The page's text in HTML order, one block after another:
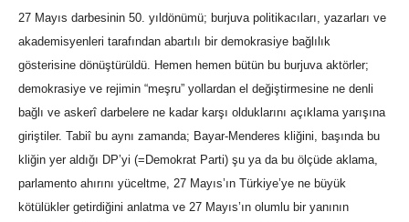
27 Mayıs darbesinin 50. yıldönümü; burjuva politikacıları, yazarları ve
akademisyenleri tarafından abartılı bir demokrasiye bağlılık
gösterisine dönüştürüldü. Hemen hemen bütün bu burjuva aktörler;
demokrasiye ve rejimin “meşru” yollardan el değiştirmesine ne denli
bağlı ve askerî darbelere ne kadar karşı olduklarını açıklama yarışına
giriştiler. Tabiî bu aynı zamanda; Bayar-Menderes kliğini, başında bu
kliğin yer aldığı DP’yi (=Demokrat Parti) şu ya da bu ölçüde aklama,
parlamento ahırını yüceltme, 27 Mayıs’ın Türkiye’ye ne büyük
kötülükler getirdiğini anlatma ve 27 Mayıs’ın olumlu bir yanının